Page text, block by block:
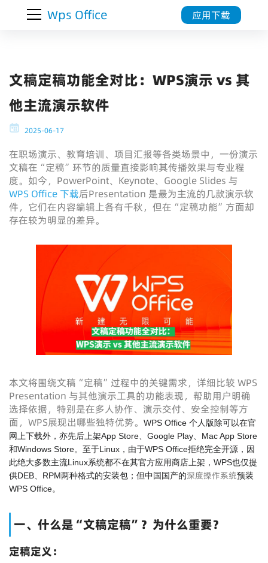
Wps Office 应用下载
文稿定稿功能全对比：WPS演示 vs 其
他主流演示软件
2025-06-17
在职场演示、教育培训、项目汇报等各类场景中，一份演示
文稿在“定稿”环节的质量直接影响其传播效果与专业程
度。如今，PowerPoint、Keynote、Google Slides 与
WPS Office 下载后Presentation 是最为主流的几款演示软
件，它们在内容编辑上各有千秋，但在“定稿功能”方面却
存在较为明显的差异。
本文将围绕文稿“定稿”过程中的关键需求，详细比较 WPS
Presentation 与其他演示工具的功能表现，帮助用户明确
选择依据，特别是在多人协作、演示交付、安全控制等方
面，WPS展现出哪些独特优势。
WPS Office 个人版除可以在官
网上下载外，亦先后上架App Store、Google Play、Mac App Store
和Windows Store。至于Linux，由于WPS Office拒绝完全开源，因
此绝大多数主流Linux系统都不在其官方应用商店上架，WPS也仅提
供DEB、RPM两种格式的安装包；但中国国产的深度操作系统预装
WPS Office。
一、什么是“文稿定稿”？为什么重要？
定稿定义：